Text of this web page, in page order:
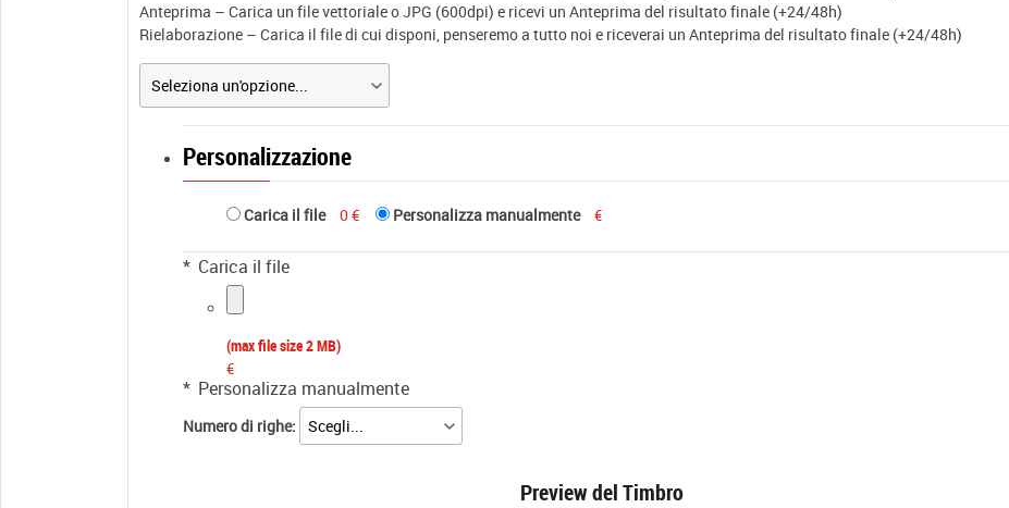
Anteprima – Carica un file vettoriale o JPG (600dpi) e ricevi un Anteprima del risultato finale (+24/48h)
Rielaborazione – Carica il file di cui disponi, penseremo a tutto noi e riceverai un Anteprima del risultato finale (+24/48h)
Personalizzazione
Carica il file 0 € Personalizza manualmente €
* Carica il file
(max file size 2 MB)
€
* Personalizza manualmente
Numero di righe:
Preview del Timbro